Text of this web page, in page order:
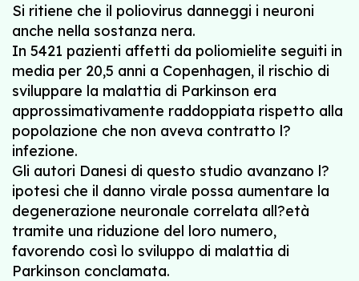
Si ritiene che il poliovirus danneggi i neuroni
anche nella sostanza nera.
In 5421 pazienti affetti da poliomielite seguiti in
media per 20,5 anni a Copenhagen, il rischio di
sviluppare la malattia di Parkinson era
approssimativamente raddoppiata rispetto alla
popolazione che non aveva contratto l?
infezione.
Gli autori Danesi di questo studio avanzano l?
ipotesi che il danno virale possa aumentare la
degenerazione neuronale correlata all?età
tramite una riduzione del loro numero,
favorendo così lo sviluppo di malattia di
Parkinson conclamata.